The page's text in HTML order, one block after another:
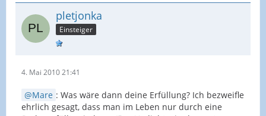
pletjonka
Einsteiger
4. Mai 2010 21:41
Mare : Was wäre dann deine Erfüllung? Ich bezweifle
ehrlich gesagt, dass man im Leben nur durch eine